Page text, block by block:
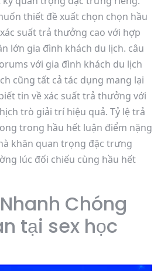
thiết đề xuất chọn chọn hầu
suất trả thưởng cao với hợp
lớn gia đình khách du lịch. câu
với gia đình khách du lịch
cũng tất cả tác dụng mang lại
tin về xác suất trả thưởng với
trò giải trí hiệu quả. Tỷ lệ trả
trong hầu hết luận điểm nặng
khăn quan trọng đặc trưng
lúc đối chiếu cùng hầu hết
Chóng
tại sex học